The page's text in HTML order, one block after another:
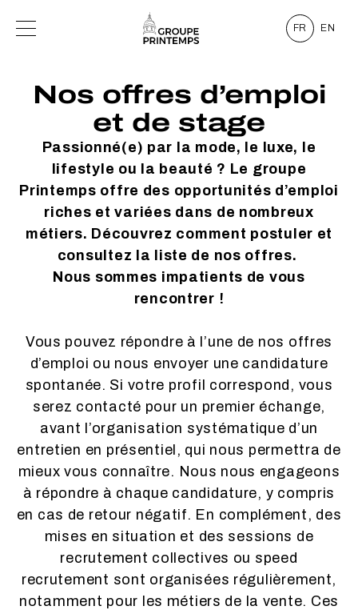
FR EN
Nos offres d’emploi
et de stage
Passionné(e) par la mode, le luxe, le
lifestyle ou la beauté ? Le groupe
Printemps offre des opportunités d’emploi
riches et variées dans de nombreux
métiers. Découvrez comment postuler et
consultez la liste de nos offres.
Nous sommes impatients de vous
rencontrer !
Vous pouvez répondre à l’une de nos offres
d’emploi ou nous envoyer une candidature
spontanée. Si votre profil correspond, vous
serez contacté pour un premier échange,
avant l’organisation systématique d’un
entretien en présentiel, qui nous permettra de
mieux vous connaître. Nous nous engageons
à répondre à chaque candidature, y compris
en cas de retour négatif. En complément, des
mises en situation et des sessions de
recrutement collectives ou speed
recrutement sont organisées régulièrement,
notamment pour les métiers de la vente. Ces